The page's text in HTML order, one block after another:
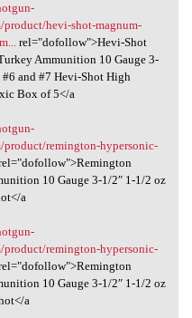
hevi-shot-magnum-
rel="dofollow">Hevi-Shot
Ammunition 10 Gauge 3-
#6 and #7 Hevi-Shot High
Box of 5</a
product/remington-hypersonic-
10 Gauge 3-1/2″ 1-1/2 oz
a
product/remington-hypersonic-
10 Gauge 3-1/2″ 1-1/2 oz
a